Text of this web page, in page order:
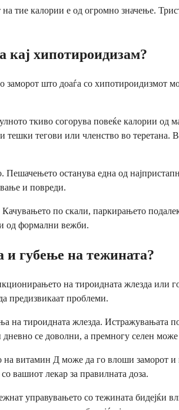
калории е од огромно значење.
кај хипотироидизам?
што доаѓа со хипотироидизмот
ткиво согорува повеќе калории
тегови или членство во теретана.
Пешачењето останува една од
и повреди.
по скали, паркирањето
од формални вежби.
и губење на тежината?
на тироидната жлезда или
предизвикаат проблеми.
на тироидната жлезда. Истражувањата
се доволни, а премногу селен може
витамин Д може да го влоши заморот
вашиот лекар за правилната доза.
управувањето со тежината бидејќи